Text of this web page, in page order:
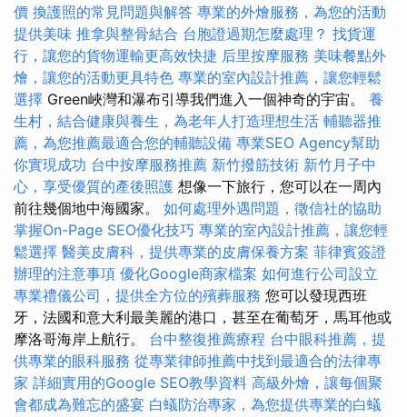
價 換護照的常見問題與解答 專業的外燴服務，為您的活動
提供美味 推拿與整骨結合 台胞證過期怎麼處理？ 找貨運
行，讓您的貨物運輸更高效快捷 后里按摩服務 美味餐點外
燴，讓您的活動更具特色 專業的室內設計推薦，讓您輕鬆
選擇 Green峽灣和瀑布引導我們進入一個神奇的宇宙。 養
生村，結合健康與養生，為老年人打造理想生活 輔聽器推
薦，為您推薦最適合您的輔聽設備 專業SEO Agency幫助
你實現成功 台中按摩服務推薦 新竹撥筋技術 新竹月子中
心，享受優質的產後照護 想像一下旅行，您可以在一周內
前往幾個地中海國家。 如何處理外遇問題，徵信社的協助
掌握On-Page SEO優化技巧 專業的室內設計推薦，讓您輕
鬆選擇 醫美皮膚科，提供專業的皮膚保養方案 菲律賓簽證
辦理的注意事項 優化Google商家檔案 如何進行公司設立
專業禮儀公司，提供全方位的殯葬服務 您可以發現西班
牙，法國和意大利最美麗的港口，甚至在葡萄牙，馬耳他或
摩洛哥海岸上航行。 台中整復推薦療程 台中眼科推薦，提
供專業的眼科服務 從專業律師推薦中找到最適合的法律專
家 詳細實用的Google SEO教學資料 高級外燴，讓每個聚
會都成為難忘的盛宴 白蟻防治專家，為您提供專業的白蟻